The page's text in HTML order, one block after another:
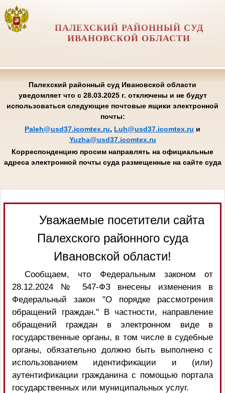
ПАЛЕХСКИЙ РАЙОННЫЙ СУД
ИВАНОВСКОЙ ОБЛАСТИ
Палехский районный суд Ивановской области
уведомляет что с 28.03.2025 г. отключены и не будут
использоваться следующие почтовые ящики электронной
почты:
Paleh@usd37.icomtex.ru, Luh@usd37.icomtex.ru и
Yuzha@usd37.icomtex.ru
Корреспонденцию просим направлять на официальные
адреса электронной почты суда размещенные на сайте суда
Уважаемые посетители сайта
Палехского районного суда
Ивановской области!
Сообщаем, что Федеральным законом от
28.12.2024 № 547-ФЗ внесены изменения в
Федеральный закон "О порядке рассмотрения
обращений граждан." В частности, направление
обращений граждан в электронном виде в
государственные органы, в том числе в судебные
органы, обязательно должно быть выполнено с
использованием идентификации и (или)
аутентификации гражданина с помощью портала
государственных или муниципальных услуг.